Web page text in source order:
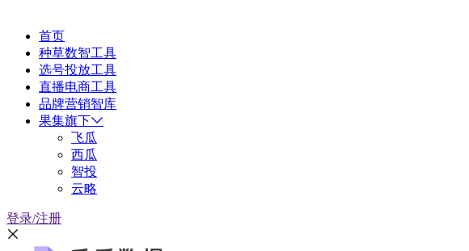
首页
种草数智工具
选号投放工具
直播电商工具
品牌营销智库
果集旗下
飞瓜
西瓜
智投
云略
登录/注册